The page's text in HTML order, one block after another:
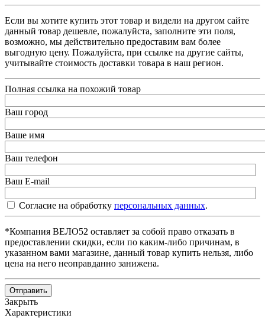
Если вы хотите купить этот товар и видели на другом сайте
данный товар дешевле, пожалуйста, заполните эти поля,
возможно, мы действительно предоставим вам более
выгодную цену. Пожалуйста, при ссылке на другие сайты,
учитывайте стоимость доставки товара в наш регион.
Полная ссылка на похожий товар
Ваш город
Ваше имя
Ваш телефон
Ваш E-mail
Согласие на обработку персональных данных.
*Компания ВЕЛО52 оставляет за собой право отказать в
предоставлении скидки, если по каким-либо причинам, в
указанном вами магазине, данный товар купить нельзя, либо
цена на него неоправданно занижена.
Отправить
Закрыть
Характеристики